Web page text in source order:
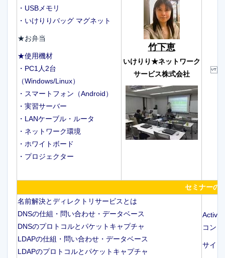
・USBメモリ
・いけりりバッグ マグネット
★お弁当
★使用機材
・PC1人2台
（Windows/Linux）
・スマートフォン（Android）
・実習サーバー
・LANケーブル・ルータ
・ネットワーク環境
・ホワイトボード
・プロジェクター
竹下恵
いけりり★ネットワーク
サービス株式会社
AD
セミナーの
名前解決とディレクトリサービスとは
DNSの仕組・問い合わせ・データベース
DNSのプロトコルとパケットキャプチャ
LDAPの仕組・問い合わせ・データベース
LDAPのプロトコルとパケットキャプチャ
コン
サイ